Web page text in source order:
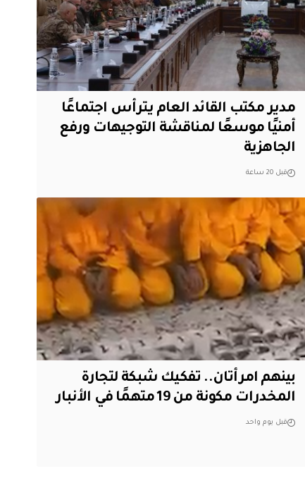
مدير مكتب القائد العام يترأس اجتماعًا
أمنيًا موسعًا لمناقشة التوجيهات ورفع
الجاهزية
قبل 20 ساعة
بينهم امرأتان.. تفكيك شبكة لتجارة
المخدرات مكونة من 19 متهمًا في الأنبار
قبل يوم واحد